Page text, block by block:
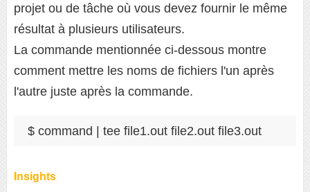
projet ou de tâche où vous devez fournir le même
résultat à plusieurs utilisateurs.
La commande mentionnée ci-dessous montre
comment mettre les noms de fichiers l'un après
l'autre juste après la commande.
$ command | tee file1.out file2.out file3.out
Insights